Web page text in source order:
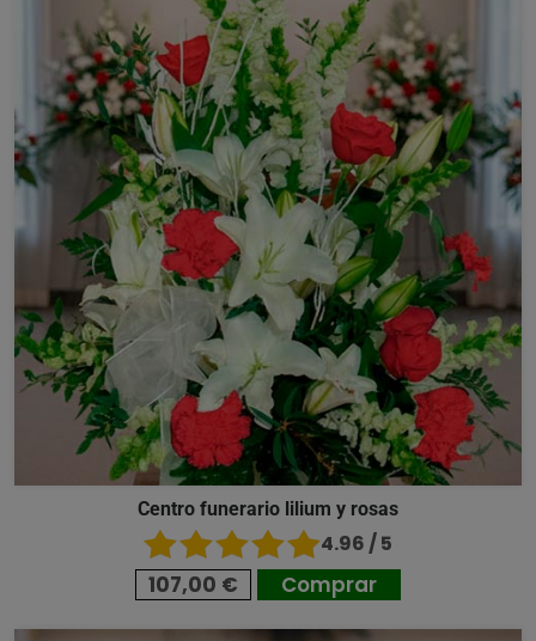
Centro funerario lilium y rosas
4.96 / 5
107,00 € Comprar